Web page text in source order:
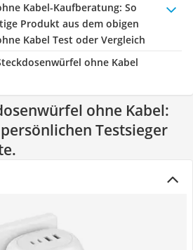
Kabel-Kaufberatung: So
Produkt aus dem obigen
Kabel Test oder Vergleich
ohne Kabel
ohne Kabel:
Testsieger